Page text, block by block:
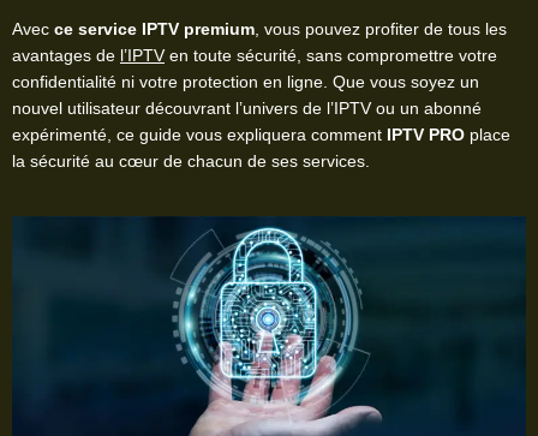
Avec ce service IPTV premium, vous pouvez profiter de tous les
avantages de l’IPTV en toute sécurité, sans compromettre votre
confidentialité ni votre protection en ligne. Que vous soyez un
nouvel utilisateur découvrant l’univers de l’IPTV ou un abonné
expérimenté, ce guide vous expliquera comment IPTV PRO place
la sécurité au cœur de chacun de ses services.